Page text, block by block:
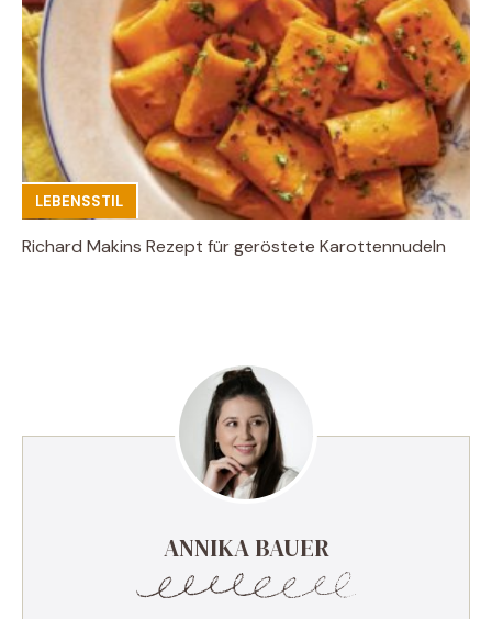
LEBENSSTIL
Richard Makins Rezept für geröstete Karottennudeln
ANNIKA BAUER